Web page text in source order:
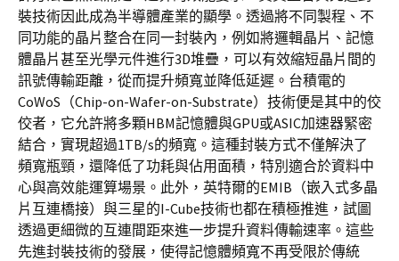
裝技術因此成為半導體產業的顯學。透過將不同製程、不
同功能的晶片整合在同一封裝內，例如將邏輯晶片、記憶
體晶片甚至光學元件進行3D堆疊，可以有效縮短晶片間的
訊號傳輸距離，從而提升頻寬並降低延遲。台積電的
CoWoS（Chip-on-Wafer-on-Substrate）技術便是其中的佼
佼者，它允許將多顆HBM記憶體與GPU或ASIC加速器緊密
結合，實現超過1TB/s的頻寬。這種封裝方式不僅解決了
頻寬瓶頸，還降低了功耗與佔用面積，特別適合於資料中
心與高效能運算場景。此外，英特爾的EMIB（嵌入式多晶
片互連橋接）與三星的I-Cube技術也都在積極推進，試圖
透過更細微的互連間距來進一步提升資料傳輸速率。這些
先進封裝技術的發展，使得記憶體頻寬不再受限於傳統